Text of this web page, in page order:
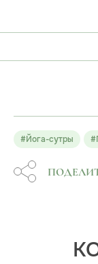
#Йога-сутры